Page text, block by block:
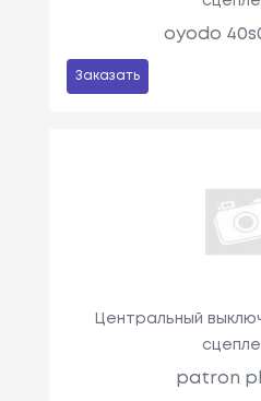
oyodo
Заказать
Центральный
patron